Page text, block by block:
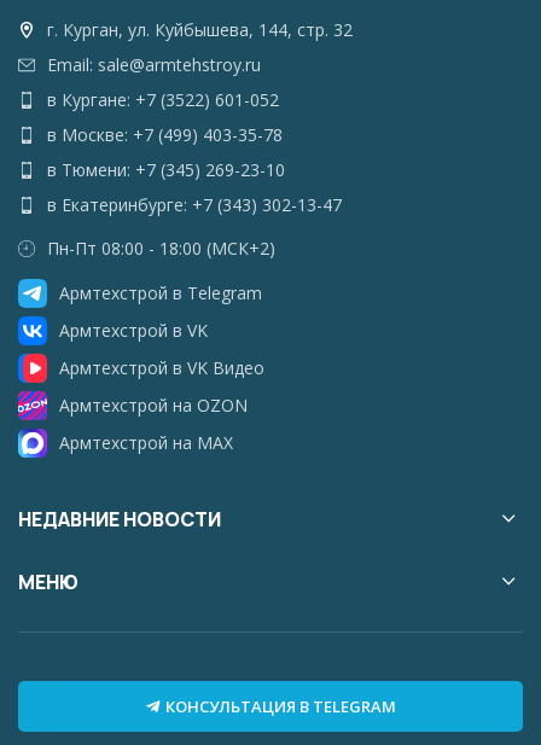
г. Курган, ул. Куйбышева, 144, стр. 32
Email: sale@armtehstroy.ru
в Кургане: +7 (3522) 601-052
в Москве: +7 (499) 403-35-78
в Тюмени: +7 (345) 269-23-10
в Екатеринбурге: +7 (343) 302-13-47
Пн-Пт 08:00 - 18:00 (МСК+2)
Армтехстрой в Telegram
Армтехстрой в VK
Армтехстрой в VK Видео
Армтехстрой на OZON
Армтехстрой на MAX
НЕДАВНИЕ НОВОСТИ
МЕНЮ
КОНСУЛЬТАЦИЯ В TELEGRAM